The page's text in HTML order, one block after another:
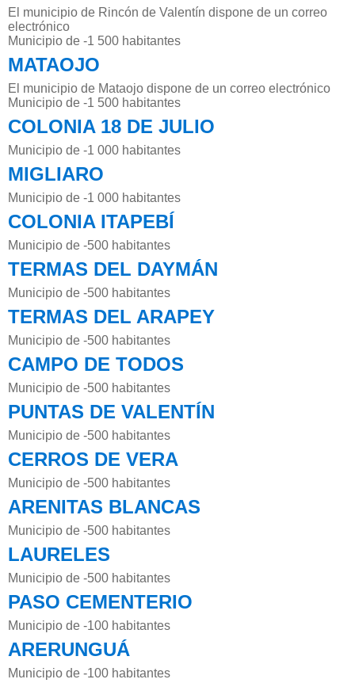
El municipio de Rincón de Valentín dispone de un correo
electrónico
Municipio de -1 500 habitantes
MATAOJO
El municipio de Mataojo dispone de un correo electrónico
Municipio de -1 500 habitantes
COLONIA 18 DE JULIO
Municipio de -1 000 habitantes
MIGLIARO
Municipio de -1 000 habitantes
COLONIA ITAPEBÍ
Municipio de -500 habitantes
TERMAS DEL DAYMÁN
Municipio de -500 habitantes
TERMAS DEL ARAPEY
Municipio de -500 habitantes
CAMPO DE TODOS
Municipio de -500 habitantes
PUNTAS DE VALENTÍN
Municipio de -500 habitantes
CERROS DE VERA
Municipio de -500 habitantes
ARENITAS BLANCAS
Municipio de -500 habitantes
LAURELES
Municipio de -500 habitantes
PASO CEMENTERIO
Municipio de -100 habitantes
ARERUNGUÁ
Municipio de -100 habitantes